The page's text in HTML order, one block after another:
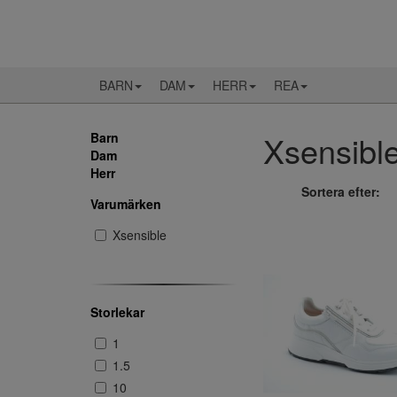
BARN DAM HERR REA
Barn
Dam
Herr
Varumärken
Xsensible
Storlekar
1
1.5
10
Sortera efter: